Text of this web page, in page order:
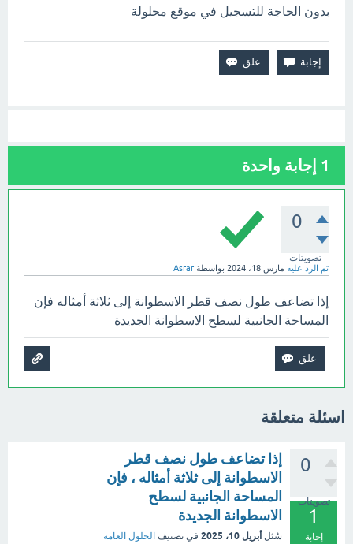
بدون الحاجة للتسجيل في موقع محلولة
1 إجابة واحدة
0
تصويتات
تم الرد عليه مارس 18، 2024 بواسطة Asrar
إذا تضاعف طول نصف قطر الاسطوانة إلى ثلاثة أمثاله فإن
المساحة الجانبية لسطح الاسطوانة الجديدة
اسئلة متعلقة
0
تصويتات
1
إجابة
إذا تضاعف طول نصف قطر
الاسطوانة إلى ثلاثة أمثاله ، فإن
المساحة الجانبية لسطح
الاسطوانة الجديدة
سُئل أبريل 10، 2025 في تصنيف الحلول العامة